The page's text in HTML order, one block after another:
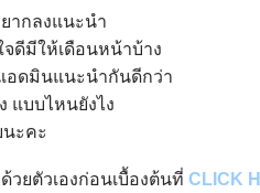
ากลงแนะนำ
ดีมีให้เดือนหน้าบ้าง
อดมินแนะนำกันดีกว่า
แบบไหนยังไง
นะคะ
วยตัวเองก่อนเบื้องต้นที่ CLICK